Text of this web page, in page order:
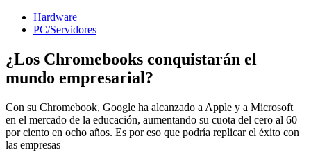
Hardware
PC/Servidores
¿Los Chromebooks conquistarán el
mundo empresarial?
Con su Chromebook, Google ha alcanzado a Apple y a Microsoft
en el mercado de la educación, aumentando su cuota del cero al 60
por ciento en ocho años. Es por eso que podría replicar el éxito con
las empresas